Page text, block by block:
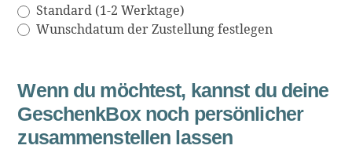
Standard (1-2 Werktage)
Wunschdatum der Zustellung festlegen
Wenn du möchtest, kannst du deine
GeschenkBox noch persönlicher
zusammenstellen lassen